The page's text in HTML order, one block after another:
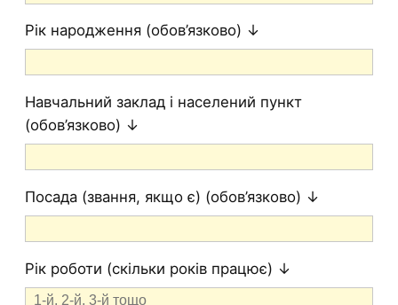
Рік народження (обов’язково) ↓
Навчальний заклад і населений пункт
(обов’язково) ↓
Посада (звання, якщо є) (обов’язково) ↓
Рік роботи (скільки років працює) ↓